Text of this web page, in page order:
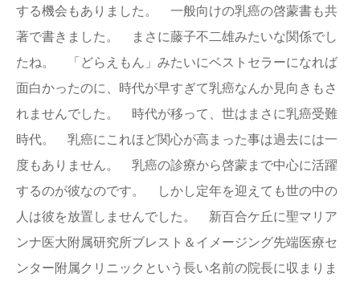
する機会もありました。 一般向けの乳癌の啓蒙書も共
著で書きました。 まさに藤子不二雄みたいな関係でし
たね。 「どらえもん」みたいにベストセラーになれば
面白かったのに、時代が早すぎて乳癌なんか見向きもさ
れませんでした。 時代が移って、世はまさに乳癌受難
時代。 乳癌にこれほど関心が高まった事は過去には一
度もありません。 乳癌の診療から啓蒙まで中心に活躍
するのが彼なのです。 しかし定年を迎えても世の中の
人は彼を放置しませんでした。 新百合ケ丘に聖マリア
ンナ医大附属研究所ブレスト＆イメージング先端医療セ
ンター附属クリニックという長い名前の院長に収まりま